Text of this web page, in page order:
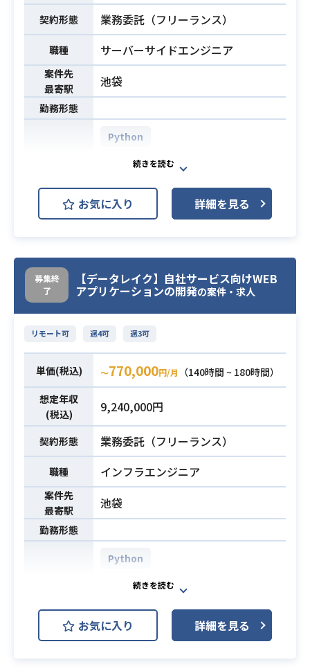
■MAフロントエンド技術スタック
上記の3職種に分けて面談させていた
だきます。
・配信管理WEBアプリケーション開
発
・他サービス連携用API開発業務
・Bigdataを用いたユーザー分析
・保守運用業務（エラー調査及不具
問い合わせ対応）
【開発環境】
言語：PHP,HTML, Javascript, CSS
バージョン管理：Git
IDE:Visial Studio,Eclipse
システム環境：AWS
サーバ監視：Zabbix
DB：Amazon RDS(MySQL、Auror
a)
g、Discord
必須スキル
・Laravel or React, Vue, Angular等
のSPA Framework利用経験（Larave
lかSPAどちらか必須）
・Webアプリケーションの0からの実
装経験
・基本的なLinuxコマンド
契約形態 業務委託（フリーランス）
職種 サーバーサイドエンジニア
案件先
最寄駅
池袋
勤務形態
開発環境
Python
AWS DynamoDB (Amazon Dynam
oDB)
AWS (Amazon Web Services)
AWS EC2 (Amazon EC2)
AWS S3
AWS VPC
業務内容
【募集概要】
医科、薬局をご利用の患者様向けの
マーケティングオートメーション基
■データレイク技術スタック
■MAフロントエンド技術スタック
上記の3職種に分けて面談させていた
だきます。
・配信管理WEBアプリケーション開
発
・他サービス連携用API開発業務
・Bigdataを用いたユーザー分析
合修正。仕様調査などクライアント
問い合わせ対応）
【開発環境】
バージョン管理：Git
リポジトリ管理：BitBucket
お気に入り 詳細を見る
募集終
了
【データレイク】自社サービス向けWEB
アプリケーションの開発の案件・求人
リモート可 週4可 週3可
単価(税込) 〜770,000円/月
（140時間 ~ 180時間）
想定年収
(税込)
9,240,000円
契約形態 業務委託（フリーランス）
職種 インフラエンジニア
案件先
最寄駅
池袋
勤務形態
開発環境
Python
AWS DynamoDB (Amazon Dynam
oDB)
AWS (Amazon Web Services)
AWS EC2 (Amazon EC2)
お気に入り 詳細を見る